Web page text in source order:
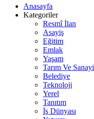
Anasayfa
Kategoriler
Resmî İlan
Asayiş
Eğitim
Emlak
Yaşam
Tarım Ve Sanayi
Belediye
Teknoloji
Yerel
Tanıtım
İş Dünyası